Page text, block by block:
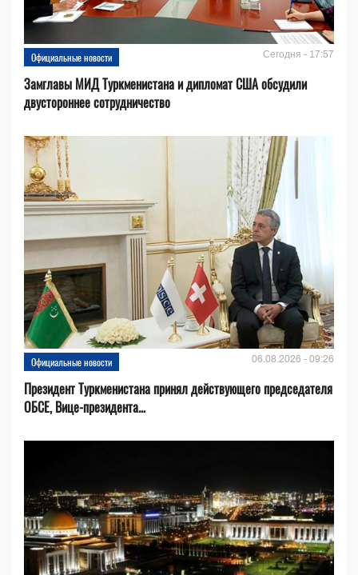
Официальные новости Сегодня - 17:57
Замглавы МИД Туркменистана и дипломат США обсудили
двустороннее сотрудничество
Официальные новости 06.08.2026 - 09:26
Президент Туркменистана принял действующего председателя
ОБСЕ, Вице-президента...